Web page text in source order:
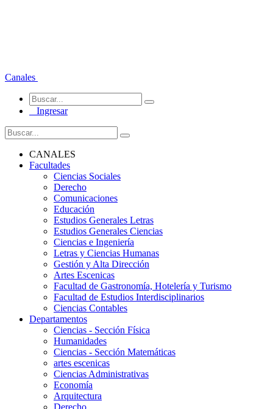
Canales
Ingresar
CANALES
Facultades
Ciencias Sociales
Derecho
Comunicaciones
Educación
Estudios Generales Letras
Estudios Generales Ciencias
Ciencias e Ingeniería
Letras y Ciencias Humanas
Gestión y Alta Dirección
Artes Escenicas
Facultad de Gastronomía, Hotelería y Turismo
Facultad de Estudios Interdisciplinarios
Ciencias Contables
Departamentos
Ciencias - Sección Física
Humanidades
Ciencias - Sección Matemáticas
artes escenicas
Ciencias Administrativas
Economía
Arquitectura
Derecho